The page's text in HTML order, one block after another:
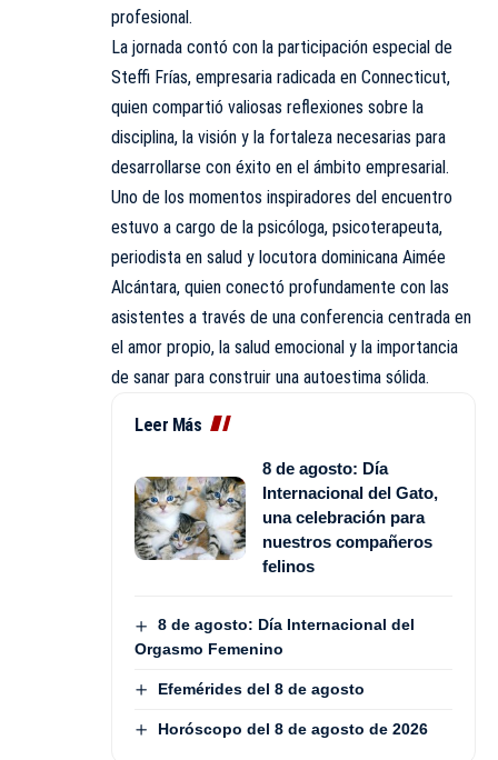
profesional.
La jornada contó con la participación especial de
Steffi Frías, empresaria radicada en Connecticut,
quien compartió valiosas reflexiones sobre la
disciplina, la visión y la fortaleza necesarias para
desarrollarse con éxito en el ámbito empresarial.
Uno de los momentos inspiradores del encuentro
estuvo a cargo de la psicóloga, psicoterapeuta,
periodista en salud y locutora dominicana Aimée
Alcántara, quien conectó profundamente con las
asistentes a través de una conferencia centrada en
el amor propio, la salud emocional y la importancia
de sanar para construir una autoestima sólida.
Leer Más
8 de agosto: Día
Internacional del Gato,
una celebración para
nuestros compañeros
felinos
8 de agosto: Día Internacional del
Orgasmo Femenino
Efemérides del 8 de agosto
Horóscopo del 8 de agosto de 2026